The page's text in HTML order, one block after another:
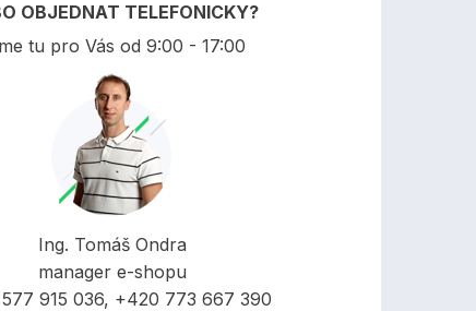
OBJEDNAT TELEFONICKY?
tu pro Vás od 9:00 - 17:00
Ing. Tomáš Ondra
manager e-shopu
915 036, +420 773 667 390